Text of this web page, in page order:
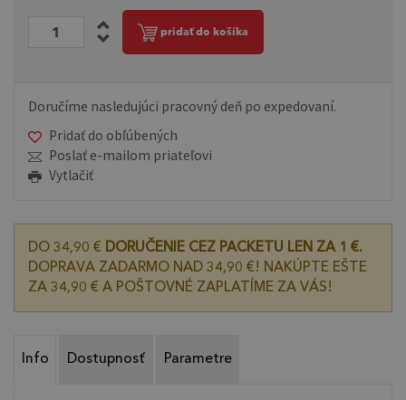
pridať do košíka
Doručíme nasledujúci pracovný deň po expedovaní.
Pridať do obľúbených
Poslať e-mailom priateľovi
Vytlačiť
DO 34,90 € DORUČENIE CEZ PACKETU LEN ZA 1 €.
DOPRAVA ZADARMO NAD 34,90 €! NAKÚPTE EŠTE
ZA 34,90 € A POŠTOVNÉ ZAPLATÍME ZA VÁS!
Info Dostupnosť Parametre